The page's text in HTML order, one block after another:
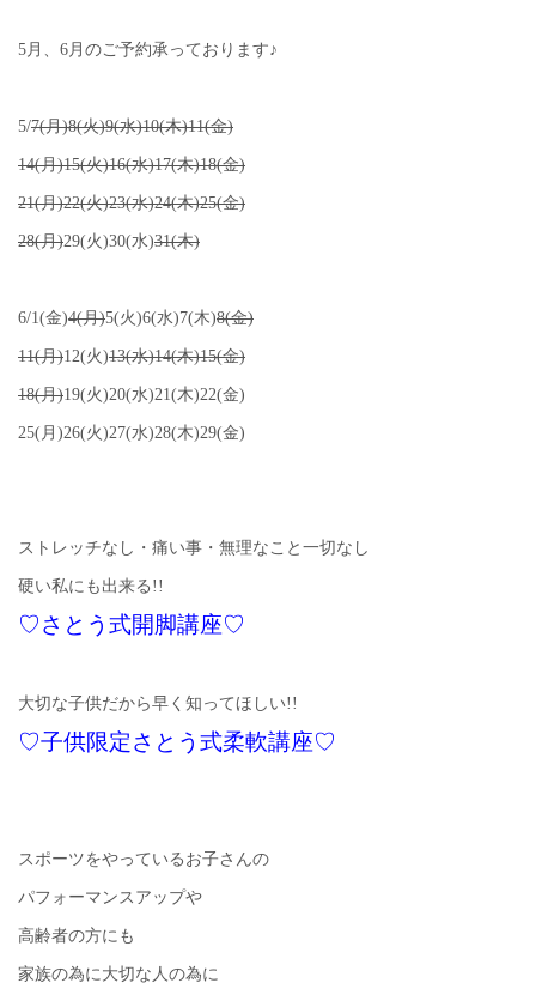
5月、6月のご予約承っております♪
5/7(月)8(火)9(水)10(木)11(金)
14(月)15(火)16(水)17(木)18(金)
21(月)22(火)23(水)24(木)25(金)
28(月)29(火)30(水)31(木)
6/1(金)4(月)5(火)6(水)7(木)8(金)
11(月)12(火)13(水)14(木)15(金)
18(月)19(火)20(水)21(木)22(金)
25(月)26(火)27(水)28(木)29(金)
ストレッチなし・痛い事・無理なこと一切なし
硬い私にも出来る!!
♡さとう式開脚講座♡
大切な子供だから早く知ってほしい!!
♡子供限定さとう式柔軟講座♡
スポーツをやっているお子さんの
パフォーマンスアップや
高齢者の方にも
家族の為に大切な人の為に